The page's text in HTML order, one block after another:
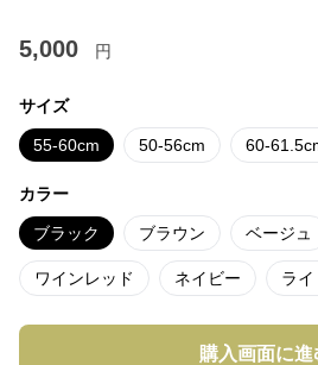
5,000 円
サイズ
55-60cm 50-56cm 60-
カラー
ブラック ブラウン ベージュ
ワインレッド ネイビー ラ
購入画面に進